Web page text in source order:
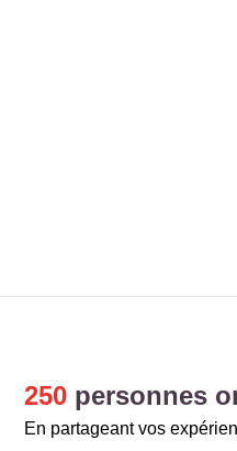
250 personnes
En partageant vos